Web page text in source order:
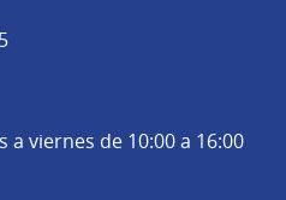
a viernes de 10:00 a 16:00